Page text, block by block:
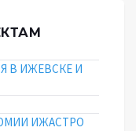
В ИЖЕВСКЕ И
ИЖАСТРО